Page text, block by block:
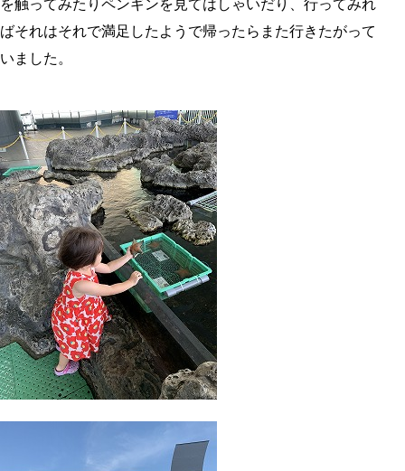
を触ってみたりペンギンを見てはしゃいだり、行ってみれ
ばそれはそれで満足したようで帰ったらまた行きたがって
いました。